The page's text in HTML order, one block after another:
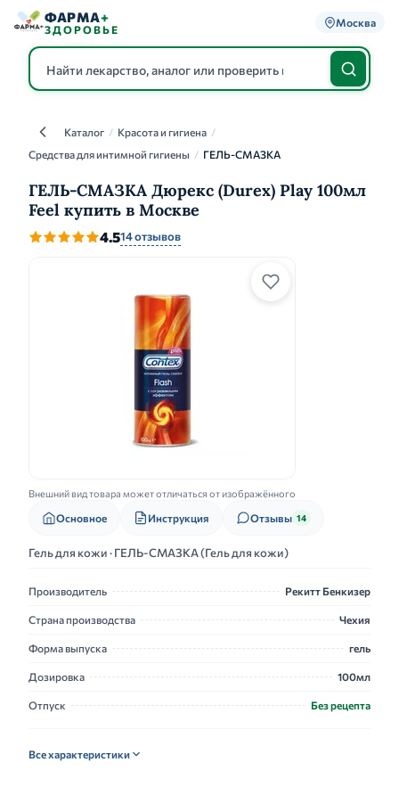
ФАРМА+
ЗДОРОВЬЕ
Москва
КаталогКаталог / Красота и гигиена /
Средства для интимной гигиены / ГЕЛЬ-СМАЗКА
ГЕЛЬ-СМАЗКА Дюрекс (Durex) Play 100мл
Feel купить в Москве
4.514 отзывов
Внешний вид товара может отличаться от изображённого
Основное Инструкция Отзывы 14
Гель для кожи · ГЕЛЬ-СМАЗКА (Гель для кожи)
Производитель Рекитт Бенкизер
Страна производства Чехия
Форма выпуска гель
Дозировка 100мл
Отпуск Без рецепта
Все характеристики